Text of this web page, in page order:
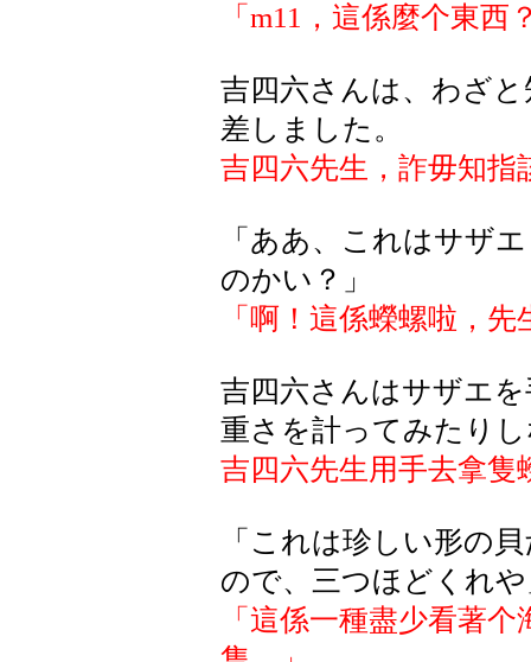
「 m11 ，這係麼个東西
吉四六さんは、わざ
差しました。
吉四六先生，詐毋知指
「ああ、これはサザ
のかい？」
「啊！這係蠑螺啦，
吉四六さんはサザエ
重さを計ってみたり
吉四六先生用手去拿隻
「これは珍しい形の
ので、三つほどくれ
「這係一種盡少看著